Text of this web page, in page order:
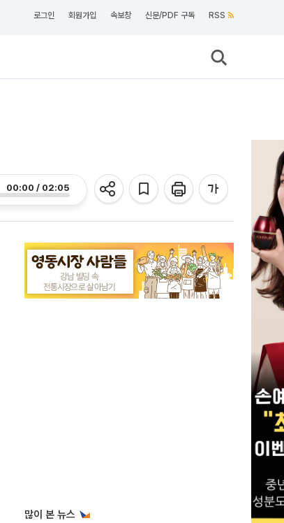
로그인 회원가입 속보창 신문/PDF 구독 RSS
00:00 / 02:05
많이 본 뉴스